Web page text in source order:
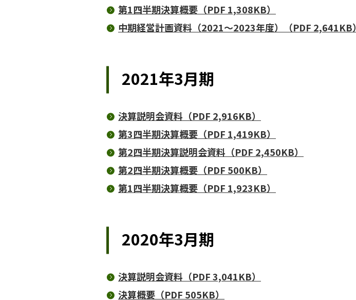
第1四半期決算概要（PDF 1,308KB）
中期経営計画資料（2021～2023年度）（PDF 2,641KB）
2021年3月期
決算説明会資料（PDF 2,916KB）
第3四半期決算概要（PDF 1,419KB）
第2四半期決算説明会資料（PDF 2,450KB）
第2四半期決算概要（PDF 500KB）
第1四半期決算概要（PDF 1,923KB）
2020年3月期
決算説明会資料（PDF 3,041KB）
決算概要（PDF 505KB）